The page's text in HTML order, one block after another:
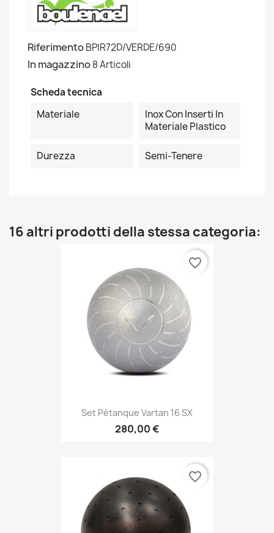
RiferimentoBPIR72D/VERDE/690
In magazzino8 Articoli
Scheda tecnica
Materiale
Inox Con Inserti In
Materiale Plastico
Durezza Semi-Tenere
16 altri prodotti della stessa categoria:
Set Pétanque Vartan 16 SX
280,00 €
favorite_border
favorite_border